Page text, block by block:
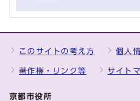
このサイトの考え方 個人
著作権・リンク等 サイト
京都市役所